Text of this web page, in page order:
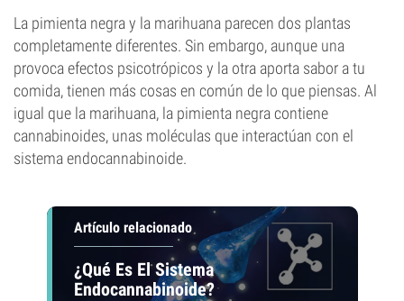
La pimienta negra y la marihuana parecen dos plantas
completamente diferentes. Sin embargo, aunque una
provoca efectos psicotrópicos y la otra aporta sabor a tu
comida, tienen más cosas en común de lo que piensas. Al
igual que la marihuana, la pimienta negra contiene
cannabinoides, unas moléculas que interactúan con el
sistema endocannabinoide.
Artículo relacionado
¿Qué Es El Sistema
Endocannabinoide?